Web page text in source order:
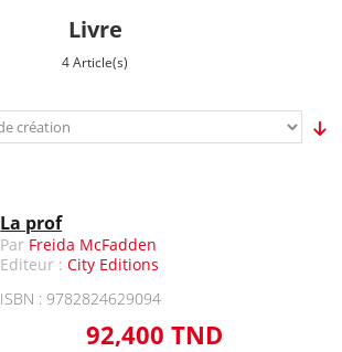
Livre
4 Article(s)
La prof
Par Freida McFadden
Editeur :City Editions
ISBN : 9782824629094
92,400 TND